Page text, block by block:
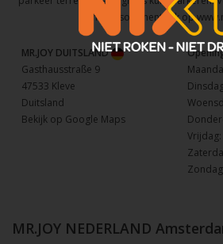
het assortiment kijk op
MR.JOY DUITSLAND
Gasthausstraße 9
47533 Kleve
Duitsland
Bekijk op Google Maps
Vrijdag:
MR.JOY NEDERLAND